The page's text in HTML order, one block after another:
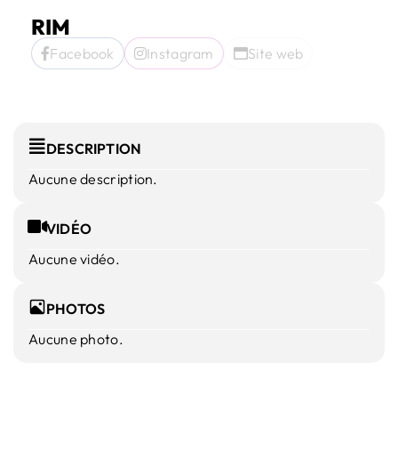
RIM
Facebook Instagram Site web
DESCRIPTION
Aucune description.
VIDÉO
Aucune vidéo.
PHOTOS
Aucune photo.